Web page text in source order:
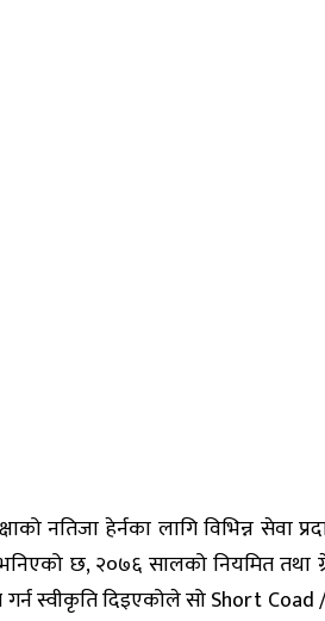
नतिजा हेर्नका लागि विभिन्न
छ, २०७६ सालको नियमित तथा
गर्न स्वीकृति दिइएकोले सो Short